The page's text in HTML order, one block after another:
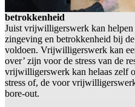
betrokkenheid
Juist vrijwilligerswerk kan helpen
zingeving en betrokkenheid bij
voldoen. Vrijwilligerswerk kan
over’ zijn voor de stress van de
vrijwilligerswerk kan helaas zelf
stress of, de voor
bore-out.